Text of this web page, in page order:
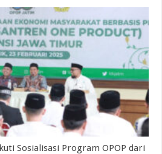
Sosialisasi Program OPOP dari